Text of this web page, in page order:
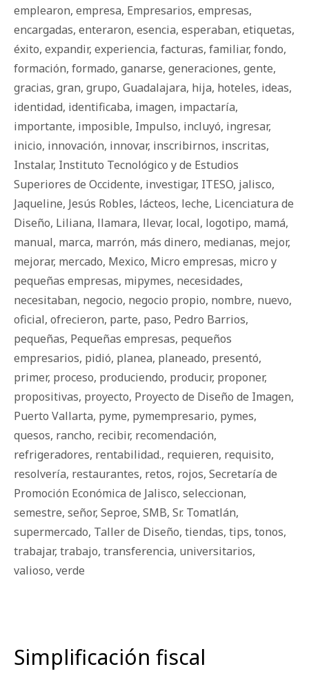
emplearon, empresa, Empresarios, empresas,
encargadas, enteraron, esencia, esperaban, etiquetas,
éxito, expandir, experiencia, facturas, familiar, fondo,
formación, formado, ganarse, generaciones, gente,
gracias, gran, grupo, Guadalajara, hija, hoteles, ideas,
identidad, identificaba, imagen, impactaría,
importante, imposible, Impulso, incluyó, ingresar,
inicio, innovación, innovar, inscribirnos, inscritas,
Instalar, Instituto Tecnológico y de Estudios
Superiores de Occidente, investigar, ITESO, jalisco,
Jaqueline, Jesús Robles, lácteos, leche, Licenciatura de
Diseño, Liliana, llamara, llevar, local, logotipo, mamá,
manual, marca, marrón, más dinero, medianas, mejor,
mejorar, mercado, Mexico, Micro empresas, micro y
pequeñas empresas, mipymes, necesidades,
necesitaban, negocio, negocio propio, nombre, nuevo,
oficial, ofrecieron, parte, paso, Pedro Barrios,
pequeñas, Pequeñas empresas, pequeños
empresarios, pidió, planea, planeado, presentó,
primer, proceso, produciendo, producir, proponer,
propositivas, proyecto, Proyecto de Diseño de Imagen,
Puerto Vallarta, pyme, pymempresario, pymes,
quesos, rancho, recibir, recomendación,
refrigeradores, rentabilidad., requieren, requisito,
resolvería, restaurantes, retos, rojos, Secretaría de
Promoción Económica de Jalisco, seleccionan,
semestre, señor, Seproe, SMB, Sr. Tomatlán,
supermercado, Taller de Diseño, tiendas, tips, tonos,
trabajar, trabajo, transferencia, universitarios,
valioso, verde
Simplificación fiscal